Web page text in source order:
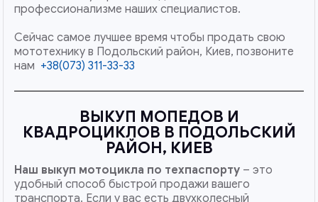
профессионализме наших специалистов.
Сейчас самое лучшее время чтобы продать свою
мототехнику в Подольский район, Киев, позвоните
нам +38(073) 311-33-33
ВЫКУП МОПЕДОВ И
КВАДРОЦИКЛОВ В ПОДОЛЬСКИЙ
РАЙОН, КИЕВ
Наш выкуп мотоцикла по техпаспорту – это
удобный способ быстрой продажи вашего
транспорта. Если у вас есть двухколесный